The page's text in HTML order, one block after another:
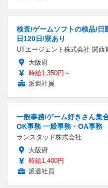
検査/ゲームソフトの検品/日
日120日/寮あり
UTエージェント株式会社 関西
大阪府
時給1,350円～
派遣社員
一般事務/ゲーム好きさん集
OK事務 一般事務・OA事務
ランスタッド株式会社
大阪府
時給1,400円
派遣社員